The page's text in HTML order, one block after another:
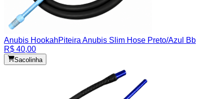
Anubis HookahPiteira Anubis Slim Hose Preto/Azul Bb
R$ 40,00
Sacolinha